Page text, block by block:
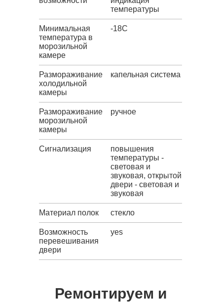
температуры
Минимальная
температура в
морозильной
камере
-18C
Размораживание
холодильной
камеры
капельная система
Размораживание
морозильной
камеры
ручное
Сигнализация
повышения
температуры -
световая и
звуковая, открытой
двери - световая и
звуковая
Материал полок стекло
Возможность
перевешивания
двери
yes
Ремонтируем и